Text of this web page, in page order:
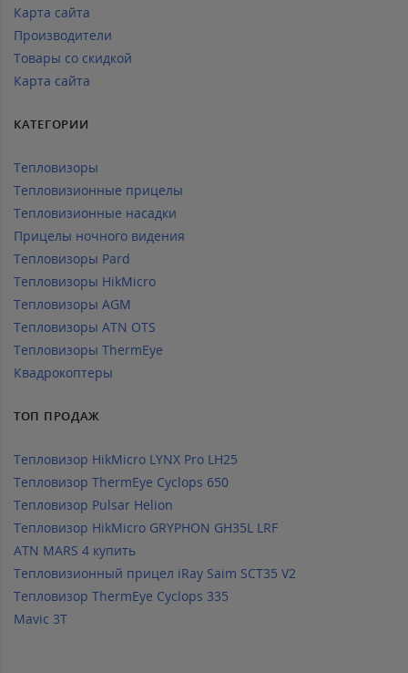
Карта сайта
Производители
Товары со скидкой
Карта сайта
КАТЕГОРИИ
Тепловизоры
Тепловизионные прицелы
Тепловизионные насадки
Прицелы ночного видения
Тепловизоры Pard
Тепловизоры HikMicro
Тепловизоры AGM
Тепловизоры ATN OTS
Тепловизоры ThermEye
Квадрокоптеры
ТОП ПРОДАЖ
Тепловизор HikMicro LYNX Pro LH25
Тепловизор ThermEye Cyclops 650
Тепловизор Pulsar Helion
Тепловизор HikMicro GRYPHON GH35L LRF
ATN MARS 4 купить
Тепловизионный прицел iRay Saim SCT35 V2
Тепловизор ThermEye Cyclops 335
Mavic 3T